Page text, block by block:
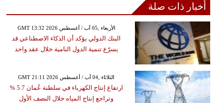
أخبار ذات صلة
GMT 13:32 2026 الأربعاء ,05 آب / أغسطس
البنك الدولي يؤكد أن الذكاء الاصطناعي قد
يسرّع تنمية الدول النامية خلال عقد واحد
GMT 21:11 2026 الثلاثاء ,04 آب / أغسطس
ارتفاع إنتاج الكهرباء في سلطنة عُمان 5.7 %
وتراجع إنتاج المياه خلال النصف الأول